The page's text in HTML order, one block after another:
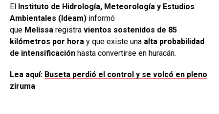
El Instituto de Hidrología, Meteorología y Estudios
Ambientales (Ideam) informó
que Melissa registra vientos sostenidos de 85
kilómetros por hora y que existe una alta probabilidad
de intensificación hasta convertirse en huracán.
Lea aquí: Buseta perdió el control y se volcó en pleno
ziruma